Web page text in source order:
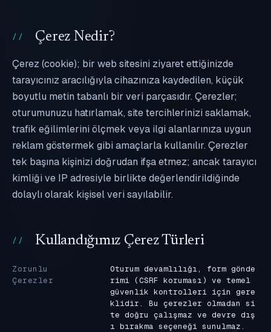
Çerez Nedir?
Çerez (cookie); bir web sitesini ziyaret ettiğinizde
tarayıcınız aracılığıyla cihazınıza kaydedilen, küçük
boyutlu metin tabanlı bir veri parçasıdır. Çerezler;
oturumunuzu hatırlamak, site tercihlerinizi saklamak,
trafik eğilimlerini ölçmek veya ilgi alanlarınıza uygun
reklam göstermek gibi amaçlarla kullanılır. Çerezler
tek başına kişinizi doğrudan ifşa etmez; ancak tarayıcı
kimliği ve IP adresiyle birlikte değerlendirildiğinde
dolaylı olarak kişisel veri sayılabilir.
Kullandığımız Çerez Türleri
Zorunlu
Çerezler
Oturum devamlılığı, form gönde
rimi (CSRF koruması) ve temel
güvenlik kontrolleri için gere
klidir. Bu çerezler olmadan si
te doğru çalışmaz ve devre dış
ı bırakma seçeneği sunulmaz.